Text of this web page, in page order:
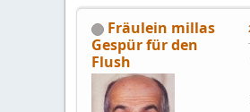
Fräulein millas
Gespür für den
Flush